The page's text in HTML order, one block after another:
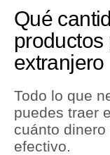
Economía
Mercados
Política
Tu Dinero
Qué
productos
extranjero
Todo lo que
puedes traer
cuánto
efectivo.